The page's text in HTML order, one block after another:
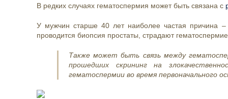
В редких случаях гематоспермия может быть связана с
У мужчин старше 40 лет наиболее частая причина
проводится биопсия простаты, страдают
Также может быть связь между
прошедших скрининг на
гематоспермии во время первоначального